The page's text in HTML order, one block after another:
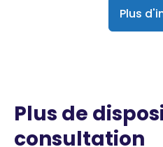
Plus
Plus de
consultation